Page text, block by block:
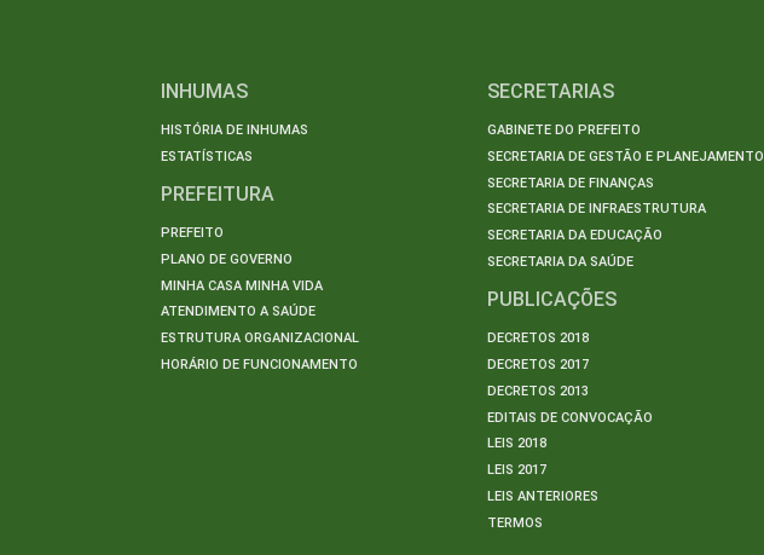
INHUMAS
HISTÓRIA DE INHUMAS
ESTATÍSTICAS
PREFEITURA
PREFEITO
PLANO DE GOVERNO
MINHA CASA MINHA VIDA
ATENDIMENTO A SAÚDE
ESTRUTURA ORGANIZACIONAL
HORÁRIO DE FUNCIONAMENTO
SECRETARIAS
GABINETE DO PREFEITO
SECRETARIA DE GESTÃO E PLANEJAMENTO
SECRETARIA DE FINANÇAS
SECRETARIA DE INFRAESTRUTURA
SECRETARIA DA EDUCAÇÃO
SECRETARIA DA SAÚDE
PUBLICAÇÕES
DECRETOS 2018
DECRETOS 2017
DECRETOS 2013
EDITAIS DE CONVOCAÇÃO
LEIS 2018
LEIS 2017
LEIS ANTERIORES
TERMOS